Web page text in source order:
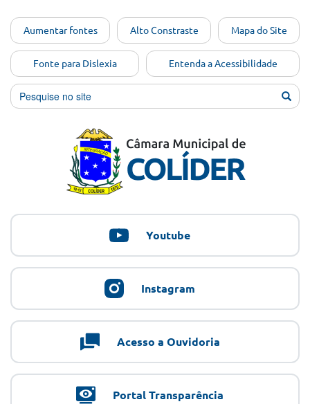
conteúdo
[Alt+1]
Ir para
o menu
[Alt+2]
[Alt+4]
Aumentar fontes Alto Constraste Mapa do Site
Fonte para Dislexia Entenda a Acessibilidade
Youtube
Instagram
Acesso a Ouvidoria
Portal Transparência